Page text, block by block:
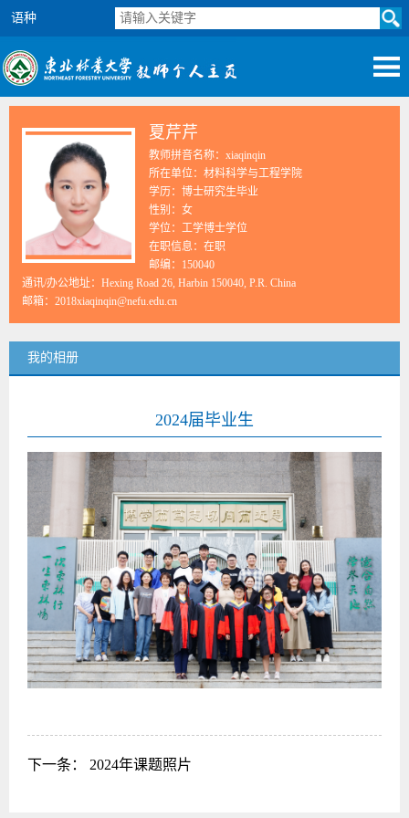
语种
夏芹芹
教师拼音名称：xiaqinqin
所在单位：材料科学与工程学院
学历：博士研究生毕业
性别：女
学位：工学博士学位
在职信息：在职
邮编： 150040
通讯/办公地址： Hexing Road 26, Harbin 150040, P.R. China
邮箱： 2018xiaqinqin@nefu.edu.cn
我的相册
2024届毕业生
下一条： 2024年课题照片